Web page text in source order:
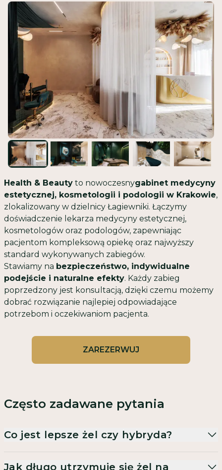
Health & Beauty to nowoczesnygabinet medycyny
estetycznej, kosmetologii i podologii w Krakowie,
zlokalizowany w dzielnicy Łagiewniki. Łączymy
doświadczenie lekarza medycyny estetycznej,
kosmetologów oraz podologów, zapewniając
pacjentom kompleksową opiekę oraz najwyższy
standard wykonywanych zabiegów.
Stawiamy na bezpieczeństwo, indywidualne
podejście i naturalne efekty. Każdy zabieg
poprzedzony jest konsultacją, dzięki czemu możemy
dobrać rozwiązanie najlepiej odpowiadające
potrzebom i oczekiwaniom pacjenta.
ZAREZERWUJ
Często zadawane pytania
Co jest lepsze żel czy hybryda?
Jak długo utrzymuje się żel na